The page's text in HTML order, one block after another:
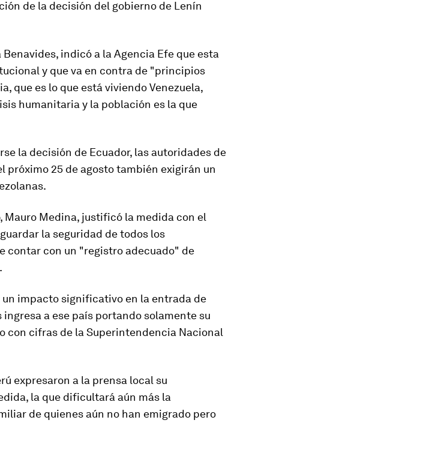
de la decisión del gobierno de Lenín
indicó a la Agencia Efe que esta
y que va en contra de "principios
que es lo que está viviendo Venezuela,
humanitaria y la población es la que
la decisión de Ecuador, las autoridades de
próximo 25 de agosto también exigirán un
Medina, justificó la medida con el
la seguridad de todos los
contar con un "registro adecuado" de
impacto significativo en la entrada de
ingresa a ese país portando solamente su
con cifras de la Superintendencia Nacional
expresaron a la prensa local su
la que dificultará aún más la
de quienes aún no han emigrado pero